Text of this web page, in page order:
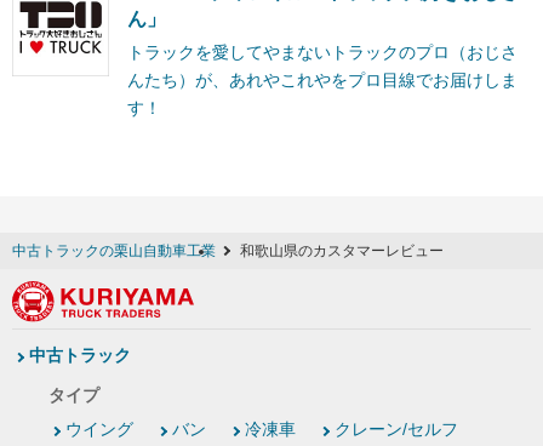
ん」
トラックを愛してやまないトラックのプロ（おじさ
んたち）が、あれやこれやをプロ目線でお届けしま
す！
中古トラックの栗山自動車工業 和歌山県のカスタマーレビュー
中古トラック
タイプ
ウイング
バン 冷凍車
クレーン/セルフ